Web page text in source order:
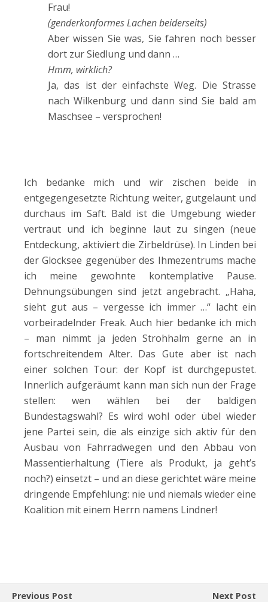
Frau!
(genderkonformes Lachen beiderseits)
Aber wissen Sie was, Sie fahren noch besser
dort zur Siedlung und dann …
Hmm, wirklich?
Ja, das ist der einfachste Weg. Die Strasse
nach Wilkenburg und dann sind Sie bald am
Maschsee – versprochen!
Ich bedanke mich und wir zischen beide in
entgegengesetzte Richtung weiter, gutgelaunt und
durchaus im Saft. Bald ist die Umgebung wieder
vertraut und ich beginne laut zu singen (neue
Entdeckung, aktiviert die Zirbeldrüse). In Linden bei
der Glocksee gegenüber des Ihmezentrums mache
ich meine gewohnte kontemplative Pause.
Dehnungsübungen sind jetzt angebracht. „Haha,
sieht gut aus – vergesse ich immer …“ lacht ein
vorbeiradelnder Freak. Auch hier bedanke ich mich
– man nimmt ja jeden Strohhalm gerne an in
fortschreitendem Alter. Das Gute aber ist nach
einer solchen Tour: der Kopf ist durchgepustet.
Innerlich aufgeräumt kann man sich nun der Frage
stellen: wen wählen bei der baldigen
Bundestagswahl? Es wird wohl oder übel wieder
jene Partei sein, die als einzige sich aktiv für den
Ausbau von Fahrradwegen und den Abbau von
Massentierhaltung (Tiere als Produkt, ja geht’s
noch?) einsetzt – und an diese gerichtet wäre meine
dringende Empfehlung: nie und niemals wieder eine
Koalition mit einem Herrn namens Lindner!
Previous Post Next Post